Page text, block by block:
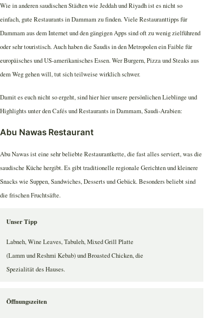
Wie in anderen saudischen Städten wie Jeddah und Riyadh ist es nicht so
einfach, gute Restaurants in Dammam zu finden. Viele Restauranttipps für
Dammam aus dem Internet und den gängigen Apps sind oft zu wenig zielführend
oder sehr touristisch. Auch haben die Saudis in den Metropolen ein Faible für
europäisches und US-amerikanisches Essen. Wer Burgern, Pizza und Steaks aus
dem Weg gehen will, tut sich teilweise wirklich schwer.
Damit es euch nicht so ergeht, sind hier hier unsere persönlichen Lieblinge und
Highlights unter den Cafés und Restaurants in Dammam, Saudi-Arabien:
Abu Nawas Restaurant
Abu Nawas ist eine sehr beliebte Restaurantkette, die fast alles serviert, was die
saudische Küche hergibt. Es gibt traditionelle regionale Gerichten und kleinere
Snacks wie Suppen, Sandwiches, Desserts und Gebäck. Besonders beliebt sind
die frischen Fruchtsäfte.
Unser Tipp
Labneh, Wine Leaves, Tabuleh, Mixed Grill Platte
(Lamm und Reshmi Kebab) und Broasted Chicken, die
Spezialität des Hauses.
Öffnungszeiten